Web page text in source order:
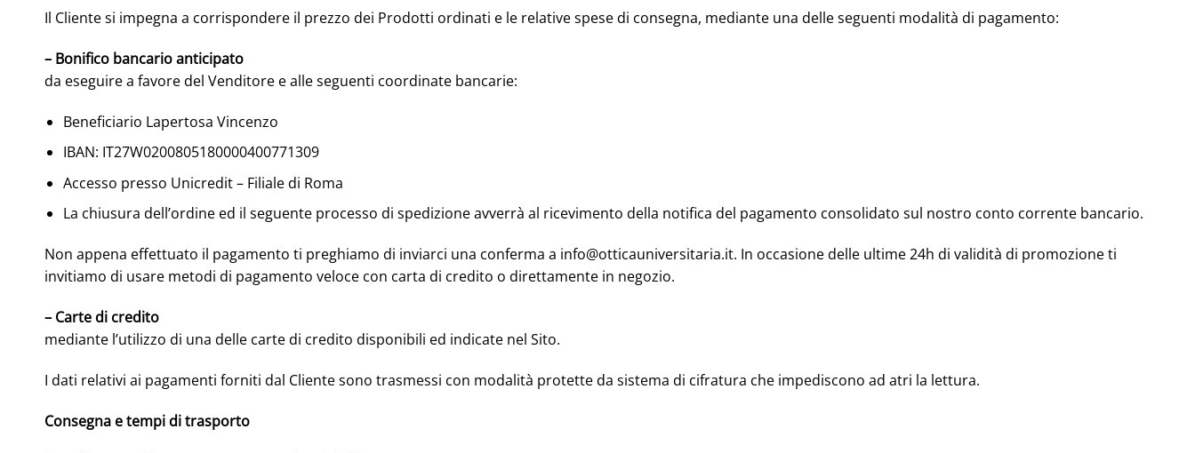
Il Cliente si impegna a corrispondere il prezzo dei Prodotti ordinati e le relative spese di consegna, mediante una delle seguenti modalità di pagamento:
– Bonifico bancario anticipato
da eseguire a favore del Venditore e alle seguenti coordinate bancarie:
Beneficiario Lapertosa Vincenzo
IBAN: IT27W0200805180000400771309
Accesso presso Unicredit – Filiale di Roma
La chiusura dell’ordine ed il seguente processo di spedizione avverrà al ricevimento della notifica del pagamento consolidato sul nostro conto corrente bancario.
Non appena effettuato il pagamento ti preghiamo di inviarci una conferma a info@otticauniversitaria.it. In occasione delle ultime 24h di validità di promozione ti
invitiamo di usare metodi di pagamento veloce con carta di credito o direttamente in negozio.
– Carte di credito
mediante l’utilizzo di una delle carte di credito disponibili ed indicate nel Sito.
I dati relativi ai pagamenti forniti dal Cliente sono trasmessi con modalità protette da sistema di cifratura che impediscono ad atri la lettura.
Consegna e tempi di trasporto